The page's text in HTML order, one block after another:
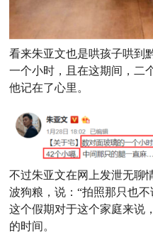
看来朱亚文也是哄孩子哄到
一个小时，且在这期间，二
他记在了心里。
不过朱亚文在网上发泄无聊
波狗粮，说：“拍照那只也
这个假期对于这个家庭来说
的时间。